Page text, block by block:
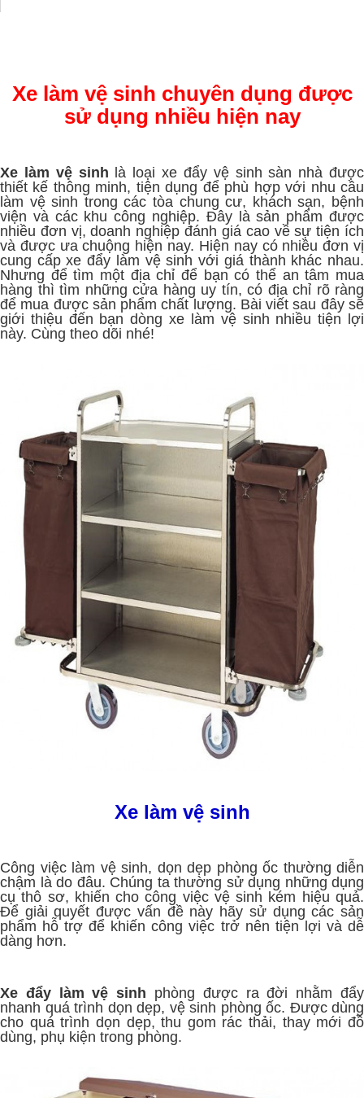
Xe làm vệ sinh chuyên dụng được
sử dụng nhiều hiện nay
Xe làm vệ sinh là loại xe đẩy vệ sinh sàn nhà được
thiết kế thông minh, tiện dụng để phù hợp với nhu cầu
làm vệ sinh trong các tòa chung cư, khách sạn, bệnh
viện và các khu công nghiệp. Đây là sản phẩm được
nhiều đơn vị, doanh nghiệp đánh giá cao về sự tiện ích
và được ưa chuộng hiện nay. Hiện nay có nhiều đơn vị
cung cấp xe đẩy làm vệ sinh với giá thành khác nhau.
Nhưng để tìm một địa chỉ để bạn có thể an tâm mua
hàng thì tìm những cửa hàng uy tín, có địa chỉ rõ ràng
để mua được sản phẩm chất lượng. Bài viết sau đây sẽ
giới thiệu đến bạn dòng xe làm vệ sinh nhiều tiện lợi
này. Cùng theo dõi nhé!
Xe làm vệ sinh
Công việc làm vệ sinh, dọn dẹp phòng ốc thường diễn
chậm là do đâu. Chúng ta thường sử dụng những dụng
cụ thô sơ, khiến cho công việc vệ sinh kém hiệu quả.
Để giải quyết được vấn đề này hãy sử dụng các sản
phẩm hỗ trợ để khiến công việc trở nên tiện lợi và dễ
dàng hơn.
Xe đẩy làm vệ sinh phòng được ra đời nhằm đẩy
nhanh quá trình dọn dẹp, vệ sinh phòng ốc. Được dùng
cho quá trình dọn dẹp, thu gom rác thải, thay mới đồ
dùng, phụ kiện trong phòng.